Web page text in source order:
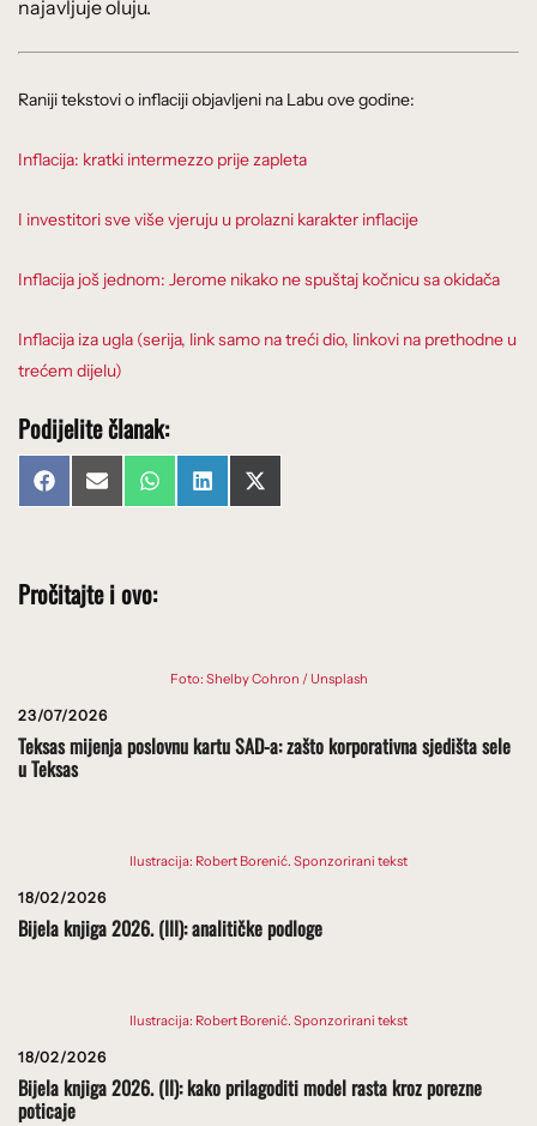
najavljuje oluju.
Raniji tekstovi o inflaciji objavljeni na Labu ove godine:
Inflacija: kratki intermezzo prije zapleta
I investitori sve više vjeruju u prolazni karakter inflacije
Inflacija još jednom: Jerome nikako ne spuštaj kočnicu sa okidača
Inflacija iza ugla (serija, link samo na treći dio, linkovi na prethodne u
trećem dijelu)
Podijelite članak:
Share
on
FacebookShare
on
Email Share
on
WhatsAppShare
on
LinkedInShare
on
X
(Twitter)
Pročitajte i ovo:
Foto: Shelby Cohron / Unsplash
23/07/2026
Teksas mijenja poslovnu kartu SAD-a: zašto korporativna sjedišta sele
u Teksas
Ilustracija: Robert Borenić. Sponzorirani tekst
18/02/2026
Bijela knjiga 2026. (III): analitičke podloge
Ilustracija: Robert Borenić. Sponzorirani tekst
18/02/2026
Bijela knjiga 2026. (II): kako prilagoditi model rasta kroz porezne
poticaje